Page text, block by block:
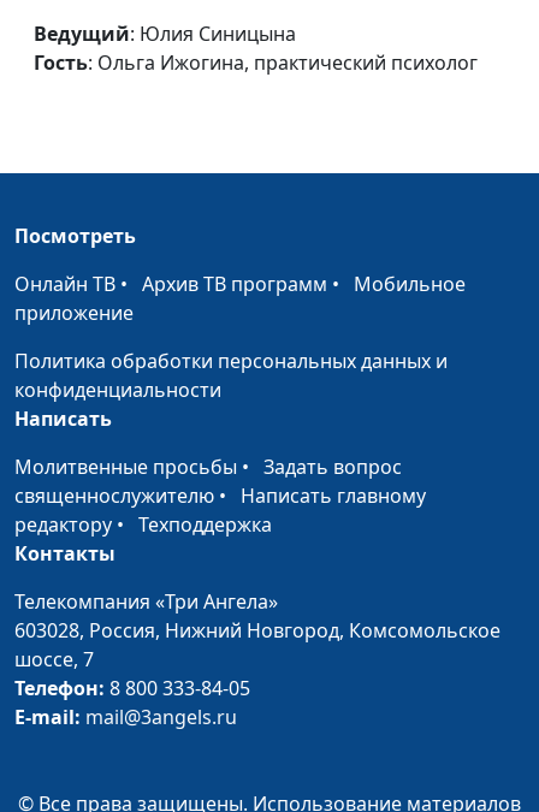
Излишняя обидчивость
Юлия Синицына ,
(вторая часть)
консультант
Как пережить смерть
близкого человека?
(первая часть)
Мария Вачева,
Переживание утраты
Юлия Синицына ,
Мария Вачева,
Эмоциональное
выгорание
Мария Вачева,
Нужно ли защищать
неприятностей?
Ведущий: Юлия Синицына
Гость: Ольга Ижогина, практический психолог
Посмотреть
Онлайн ТВ • Архив ТВ программ • Мобильное
приложение
Политика обработки персональных данных и
конфиденциальности
Написать
Молитвенные просьбы • Задать вопрос
священнослужителю • Написать главному
редактору • Техподдержка
Контакты
Телекомпания «Три Ангела»
603028, Россия, Нижний Новгород, Комсомольское
шоссе, 7
Телефон: 8 800 333-84-05
E-mail: mail@3angels.ru
© Все права защищены. Использование материалов